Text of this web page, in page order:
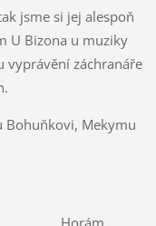
jsme si jej alespoň
U Bizona u muziky
vyprávění záchranáře
Bohuňkovi, Mekymu